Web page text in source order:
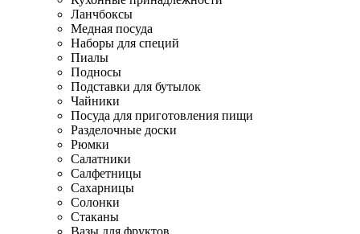
Ланчбоксы
Медная посуда
Наборы для специй
Пиалы
Подносы
Подставки для бутылок
Чайники
Посуда для приготовления пищи
Разделочные доски
Рюмки
Салатники
Салфетницы
Сахарницы
Солонки
Стаканы
Вазы для фруктов